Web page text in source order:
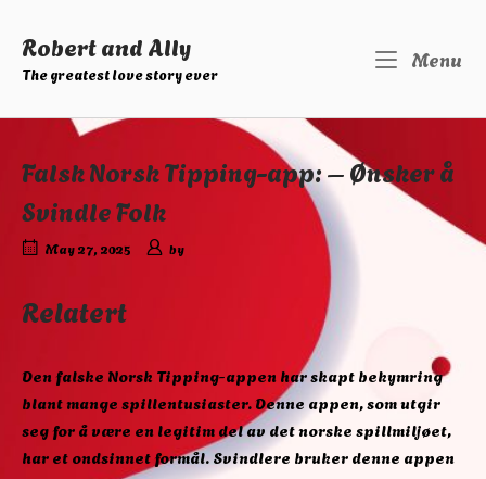
content
Robert and Ally
The greatest love story ever
Menu
Falsk Norsk Tipping-app: – Ønsker å
Svindle Folk
May 27, 2025 by
Relatert
Den falske Norsk Tipping-appen har skapt bekymring
blant mange spillentusiaster. Denne appen, som utgir
seg for å være en legitim del av det norske spillmiljøet,
har et ondsinnet formål. Svindlere bruker denne appen